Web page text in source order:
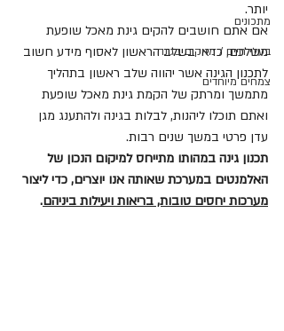
מתכונים
בעלי חיים / מזיקים בגינה
צמחים מיוחדים
יותר.
אם אתם חושבים להקים גינת מאכל שופעת
משלכם, כדאי בשלב הראשון לאסוף מידע חשוב
לתכנון הגינה אשר יהווה שלב ראשון בתהליך
מתמשך ומרתק של הקמת גינת מאכל שופעת
ואתם תוכלו ליהנות, לבלות בגינה ולהתענג מגן
עדן פרטי במשך שנים רבות.
תכנון גינה במהותו מתייחס למיקום הנכון של
האלמנטים במערכת שאותה אנו יוצרים, כדי ליצור
מערכות יחסים טובות, בריאות ויעילות ביניהם.